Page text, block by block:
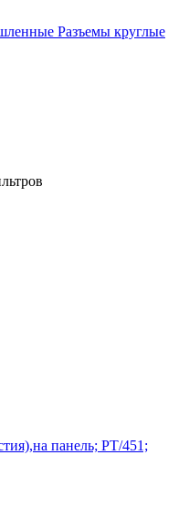
Разъeмы круглые
панель; PT/451;